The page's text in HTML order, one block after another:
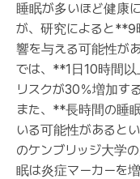
睡眠が多いほど健康
が、研究によると
響を与える可能性が
では、**1日10時間
リスクが30％増加す
また、**長時間の睡
いる可能性があると
のケンブリッジ大学
眠は炎症マーカーを